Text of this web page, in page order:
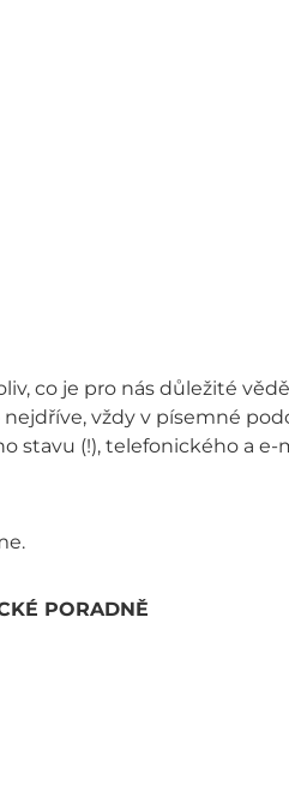
co je pro nás důležité
vždy v písemné
stavu (!), telefonického a
PORADNĚ